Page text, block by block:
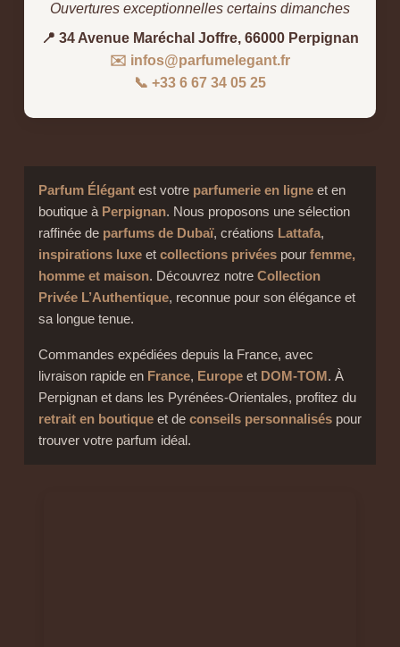
Ouvertures exceptionnelles certains dimanches
📍 34 Avenue Maréchal Joffre, 66000 Perpignan
✉️ infos@parfumelegant.fr
📞 +33 6 67 34 05 25
Parfum Élégantest votre parfumerie en ligneet en
boutique à Perpignan. Nous proposons une sélection
raffinée de parfums de Dubaï, créations Lattafa,
inspirations luxeet collections privéespour femme,
homme et maison. Découvrez notre Collection
Privée L’Authentique, reconnue pour son élégance et
sa longue tenue.
Commandes expédiées depuis la France, avec
livraison rapide en France, Europeet DOM-TOM. À
Perpignan et dans les Pyrénées-Orientales, profitez du
retrait en boutiqueet de conseils personnaliséspour
trouver votre parfum idéal.